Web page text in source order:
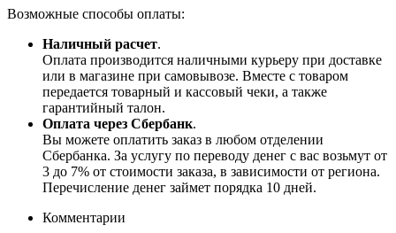
Возможные способы оплаты:
Наличный расчет.
Оплата производится наличными курьеру при доставке
или в магазине при самовывозе. Вместе с товаром
передается товарный и кассовый чеки, а также
гарантийный талон.
Оплата через Сбербанк.
Вы можете оплатить заказ в любом отделении
Сбербанка. За услугу по переводу денег с вас возьмут от
3 до 7% от стоимости заказа, в зависимости от региона.
Перечисление денег займет порядка 10 дней.
Комментарии